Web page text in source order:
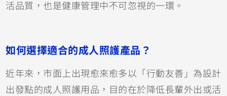
活品質，也是健康管理中不可忽視的一環。
如何選擇適合的成人照護產品？
近年來，市面上出現愈來愈多以「行動友善」為設計
出發點的成人照護用品，目的在於降低長輩外出或活